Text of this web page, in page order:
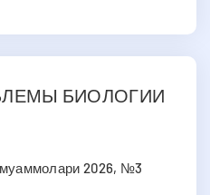
БИОЛОГИИ
муаммолари 2026, №3